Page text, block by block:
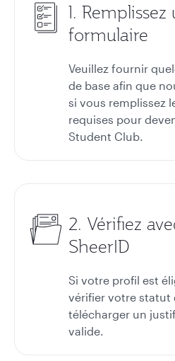
1. Remplissez
formulaire
Veuillez fournir
de base afin que
si vous remplissez
requises pour
Student Club.
2. Vérifiez
SheerID
Si votre profil est
vérifier votre statut
télécharger un
valide.